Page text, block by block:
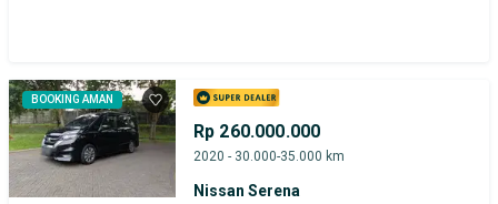
BOOKING AMAN
Rp 260.000.000
2020 - 30.000-35.000 km
Nissan Serena